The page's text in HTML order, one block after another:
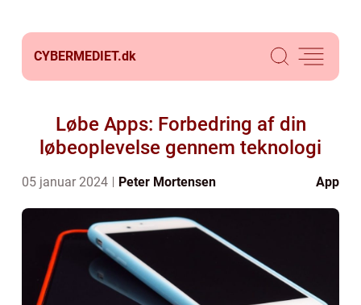
CYBERMEDIET.dk
Løbe Apps: Forbedring af din
løbeoplevelse gennem teknologi
05 januar 2024 Peter Mortensen App